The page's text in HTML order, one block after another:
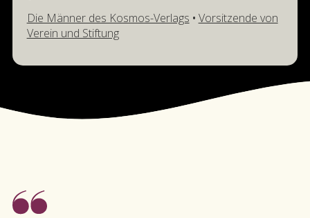
Die Männer des Kosmos-Verlags • Vorsitzende von
Verein und Stiftung